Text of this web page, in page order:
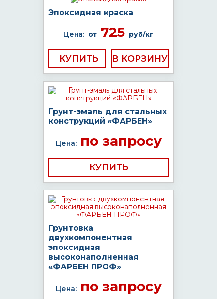
Эпоксидная краска
Цена: от 725 руб/кг
КУПИТЬ
Грунт-эмаль для стальных
конструкций «ФАРБЕН»
Цена:по запросу
КУПИТЬ
Грунтовка
двухкомпонентная
эпоксидная
высоконаполненная
«ФАРБЕН ПРОФ»
Цена:по запросу